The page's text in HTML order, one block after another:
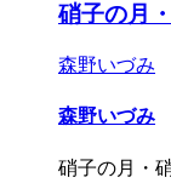
硝子の月
森野いづみ
森野いづみ
硝子の月・